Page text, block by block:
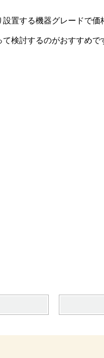
置する機器グレードで
検討するのがおすすめで